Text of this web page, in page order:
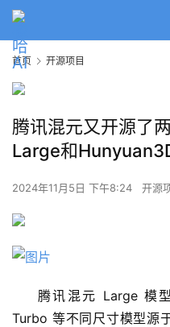
首页 开源项目
腾讯混元又开源了
Large和
2024年11月5日 下午8:24 开源
腾讯混元 Large 模
Turbo 等不同尺寸模型源